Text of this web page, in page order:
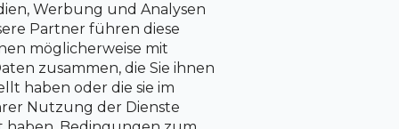
Werbung und Analysen
Partner führen diese
möglicherweise mit
zusammen, die Sie ihnen
haben oder die sie im
Nutzung der Dienste